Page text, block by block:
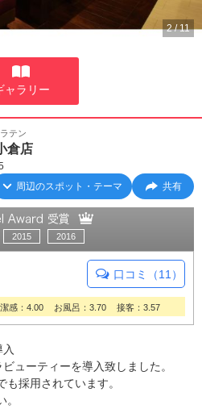
2/11
ャラリー
テン
倉店
周辺のスポット・テーマ 共有
2015 2016
口コミ（11）
感：4.00 お風呂：3.70 接客：3.57
ューティーを導入致しました。
採用されています。